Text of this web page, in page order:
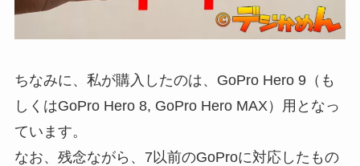
ちなみに、私が購入したのは、GoPro Hero 9（も
しくはGoPro Hero 8, GoPro Hero MAX）用となっ
ています。
なお、残念ながら、7以前のGoProに対応したもの